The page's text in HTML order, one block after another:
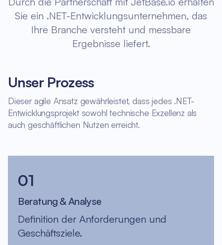
Sie ein .NET-Entwicklungsunternehmen, das
Ihre Branche versteht und messbare
Ergebnisse liefert.
Unser Prozess
Dieser agile Ansatz gewährleistet, dass jedes .NET-
Entwicklungsprojekt sowohl technische Exzellenz als
auch geschäftlichen Nutzen erreicht.
01
Beratung & Analyse
Definition der Anforderungen und
Geschäftsziele.